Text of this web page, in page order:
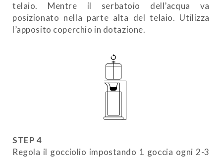
telaio. Mentre il serbatoio dell’acqua va
posizionato nella parte alta del telaio. Utilizza
l’apposito coperchio in dotazione.
STEP 4
Regola il gocciolio impostando 1 goccia ogni 2-3